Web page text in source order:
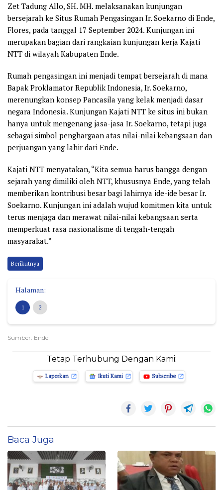
Zet Tadung Allo, SH. MH. melaksanakan kunjungan
bersejarah ke Situs Rumah Pengasingan Ir. Soekarno di Ende,
Flores, pada tanggal 17 September 2024. Kunjungan ini
merupakan bagian dari rangkaian kunjungan kerja Kajati
NTT di wilayah Kabupaten Ende.
Rumah pengasingan ini menjadi tempat bersejarah di mana
Bapak Proklamator Republik Indonesia, Ir. Soekarno,
merenungkan konsep Pancasila yang kelak menjadi dasar
negara Indonesia. Kunjungan Kajati NTT ke situs ini bukan
hanya untuk mengenang jasa-jasa Ir. Soekarno, tetapi juga
sebagai simbol penghargaan atas nilai-nilai kebangsaan dan
perjuangan yang lahir dari Ende.
Kajati NTT menyatakan, “Kita semua harus bangga dengan
sejarah yang dimiliki oleh NTT, khususnya Ende, yang telah
memberikan kontribusi besar bagi lahirnya ide-ide besar Ir.
Soekarno. Kunjungan ini adalah wujud komitmen kita untuk
terus menjaga dan merawat nilai-nilai kebangsaan serta
memperkuat rasa nasionalisme di tengah-tengah
masyarakat.”
Berikutnya
Halaman:
1 2
Sumber: Ende
Tetap Terhubung Dengan Kami:
Laporkan Ikuti Kami Subscribe
Baca Juga